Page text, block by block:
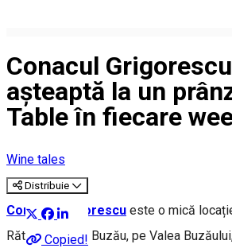
Conacul
așteaptă la un
Table în fiecare
Wine tales
Distribuie
Copied!
Conacul Grigorescu este o mică
Rătești, județul Buzău, pe Valea